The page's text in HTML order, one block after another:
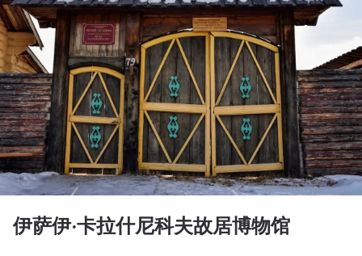
伊萨伊·卡拉什尼科夫故居博物馆